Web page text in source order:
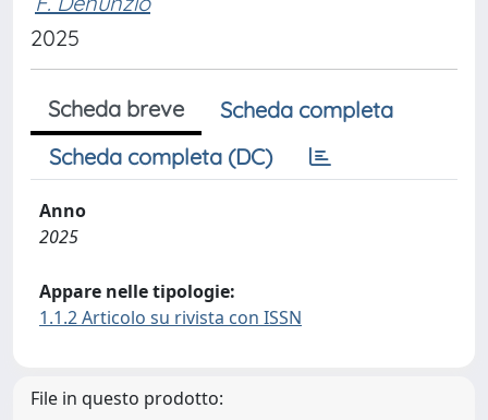
2025
Scheda breve
Scheda completa
Scheda completa (DC)
Anno
2025
Appare nelle tipologie:
1.1.2 Articolo su rivista con ISSN
File in questo prodotto: